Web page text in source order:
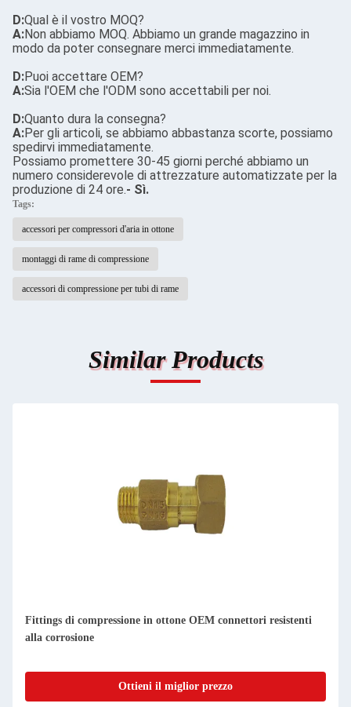
D:Qual è il vostro MOQ?
A:Non abbiamo MOQ. Abbiamo un grande magazzino in
modo da poter consegnare merci immediatamente.
D:Puoi accettare OEM?
A:Sia l'OEM che l'ODM sono accettabili per noi.
D:Quanto dura la consegna?
A:Per gli articoli, se abbiamo abbastanza scorte, possiamo
spedirvi immediatamente.
Possiamo promettere 30-45 giorni perché abbiamo un
numero considerevole di attrezzature automatizzate per la
produzione di 24 ore.- Sì.
Tags:
accessori per compressori d'aria in ottone
montaggi di rame di compressione
accessori di compressione per tubi di rame
Similar Products
Fittings di compressione in ottone OEM connettori resistenti
alla corrosione
Ottieni il miglior prezzo